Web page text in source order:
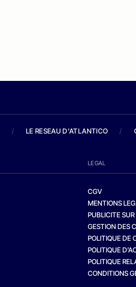
/ LE RESEAU D'ATLANTICO /
LEGAL
CGV
MENTIONS
PUBLICITE
GESTION DES
POLITIQUE DE
POLITIQUE
POLITIQUE
CONDITIONS